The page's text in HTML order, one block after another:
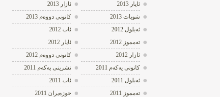
ئایار 2013
ئازار 2013
شوبات 2013
كانونی دووه‌م 2013
ئه‌یلول 2012
ئاب 2012
ته‌مموز 2012
ئایار 2012
ئازار 2012
كانونی دووه‌م 2012
كانونی یه‌كه‌م 2011
تشرینی یه‌كه‌م 2011
ئه‌یلول 2011
ئاب 2011
ته‌مموز 2011
حوزه‌یران 2011